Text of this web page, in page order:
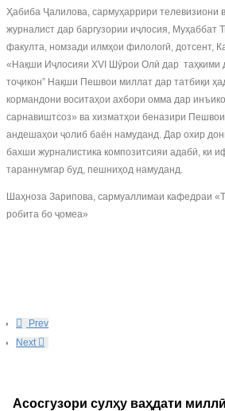
Ҳабиба Ҷалилова, сармуҳаррири телевизиони
журналист дар баргузории иҷлосия, Муҳаббат
факулта, номзади илмҳои филологӣ, дотсент,
«Нақши Иҷлосияи XVI Шӯрои Олӣ дар таҳкими
тоҷикон” Нақши Пешвои миллат дар татбиқи
кормандони воситаҳои ахбори омма дар
сарнавиштсоз» ва хизматҳои беназири
андешаҳои ҷолиб баён намуданд. Дар охир
бахши журналистика композитсияи адабӣ, ки
тараннумгар буд, пешниҳод намуданд.
Шаҳноза Зарипова, сармуаллимаи кафедраи
робита бо ҷомеа»
Prev
Next
Асосгузори сулҳу ваҳдати